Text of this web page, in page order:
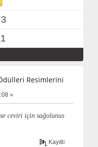
Resimlerini
»
ceviri için sağolunus
Kayıtlı